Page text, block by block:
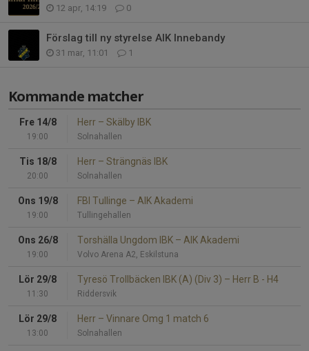
12 apr, 14:19 0
Förslag till ny styrelse AIK Innebandy
31 mar, 11:01 1
Kommande matcher
Fre 14/8
19:00
Herr – Skälby IBK
Solnahallen
Tis 18/8
20:00
Herr – Strängnäs IBK
Solnahallen
Ons 19/8
19:00
FBI Tullinge – AIK Akademi
Tullingehallen
Ons 26/8
19:00
Torshälla Ungdom IBK – AIK Akademi
Volvo Arena A2, Eskilstuna
Lör 29/8
11:30
Tyresö Trollbäcken IBK (A) (Div 3) – Herr B - H4
Riddersvik
Lör 29/8
13:00
Herr – Vinnare Omg 1 match 6
Solnahallen